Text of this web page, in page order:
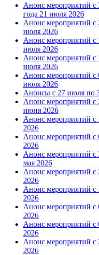
Анонс мероприятий с
года 21 июля 2026
Анонс мероприятий с
июля 2026
Анонс мероприятий с
июля 2026
Анонс мероприятий с
июля 2026
Анонс мероприятий с
июля 2026
Анонсы с 27 июля по
Анонс мероприятий с
июня 2026
Анонс мероприятий с
2026
Анонс мероприятий с
2026
Анонс мероприятий с
мая 2026
Анонс мероприятий с
2026
Анонс мероприятий с
2026
Анонс мероприятий с
2026
Анонс мероприятий с
2026
Анонс мероприятий с
2026